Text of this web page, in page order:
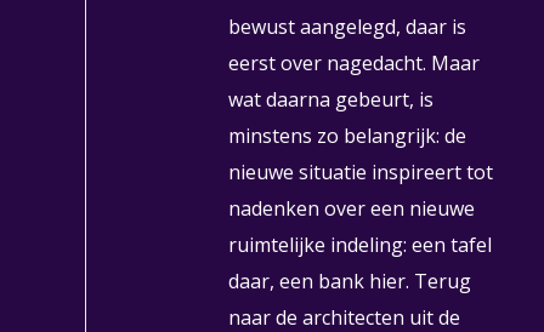
bewust aangelegd, daar is
eerst over nagedacht. Maar
wat daarna gebeurt, is
minstens zo belangrijk: de
nieuwe situatie inspireert tot
nadenken over een nieuwe
ruimtelijke indeling: een tafel
daar, een bank hier. Terug
naar de architecten uit de